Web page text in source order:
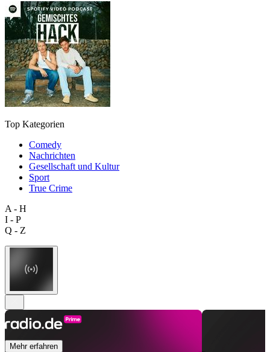
Top Kategorien
Comedy
Nachrichten
Gesellschaft und Kultur
Sport
True Crime
A - H
I - P
Q - Z
Mehr erfahren